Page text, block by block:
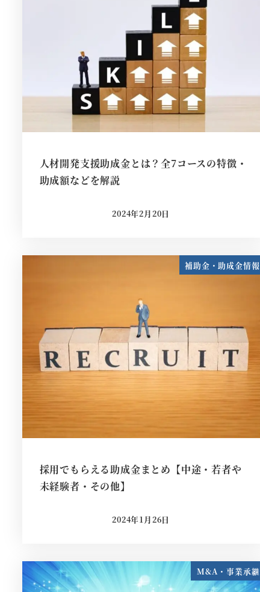
人材開発支援助成金とは？全7コースの特徴・
助成額などを解説
投稿日
2024年2月20日
補助金・助成金情報
採用でもらえる助成金まとめ【中途・若者や
未経験者・その他】
投稿日
2024年1月26日
M&A・事業承継